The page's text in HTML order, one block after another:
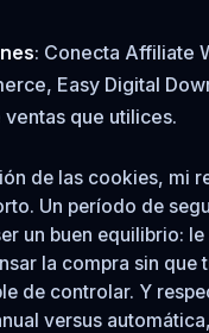
: Conecta Affiliate
Easy Digital
ventas que utilices.
de las cookies, mi
Un período de
un buen equilibrio:
la compra sin que
de controlar. Y
versus